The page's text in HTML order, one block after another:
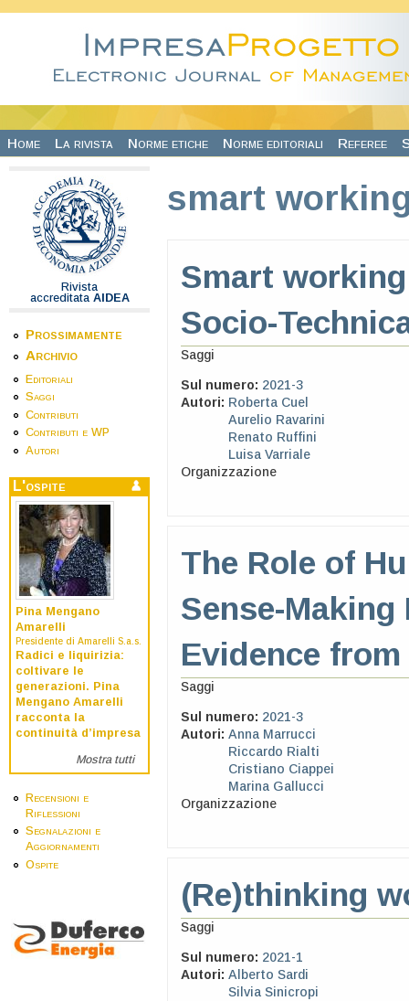
Home La rivista Norme etiche Norme editoriali Referee
Rivista
accreditata AIDEA
Prossimamente
Archivio
Editoriali
Saggi
Contributi
Contributi e WP
Autori
L'ospite
Pina Mengano
Amarelli
Presidente di Amarelli S.a.s.
Radici e liquirizia:
coltivare le
generazioni. Pina
Mengano Amarelli
racconta la
continuità d’impresa
Mostra tutti
Recensioni e
Riflessioni
Segnalazioni e
Aggiornamenti
Ospite
smart
Smart
Socio-
Saggi
Sul numero: 2021-3
Autori: Roberta Cuel
Aurelio Ravarini
Renato Ruffini
Luisa Varriale
Organizzazione
The Role of
Sense-
Evidence
Saggi
Sul numero: 2021-3
Autori: Anna Marrucci
Riccardo Rialti
Cristiano Ciappei
Marina Gallucci
Organizzazione
(Re)thinking
Saggi
Sul numero: 2021-1
Autori: Alberto Sardi
Silvia Sinicropi